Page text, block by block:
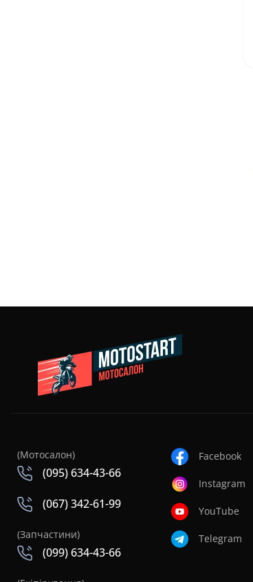
(Мотосалон)
(095) 634-43-66
(067) 342-61-99
(Запчастини)
(099) 634-43-66
Facebook
Instagram
YouTube
Telegram